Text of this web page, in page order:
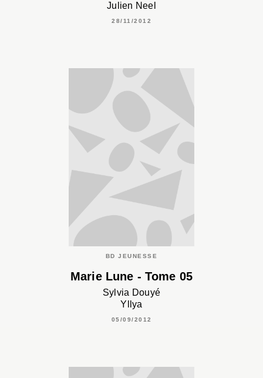
Julien Neel
28/11/2012
BD JEUNESSE
Marie Lune - Tome 05
Sylvia Douyé
Yllya
05/09/2012